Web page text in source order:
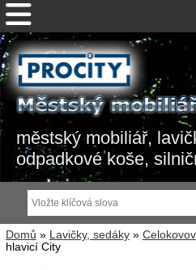
městský mobiliář,
odpadkové koše,
Domů » Lavičky, sedáky»
hlavicí City